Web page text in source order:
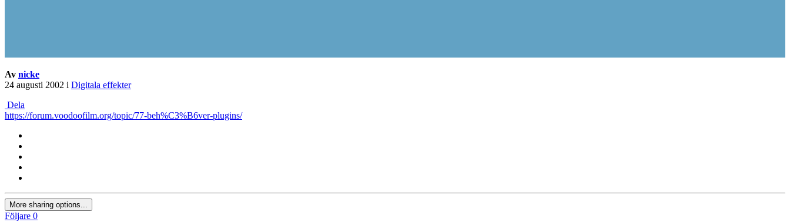
Av nicke
24 augusti 2002 i Digitala effekter
Dela
https://forum.voodoofilm.org/topic/77-beh%C3%B6ver-plugins/
More sharing options...
Följare 0